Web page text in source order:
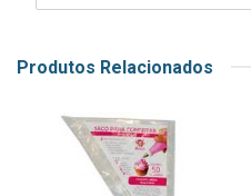
Produtos Relacionados